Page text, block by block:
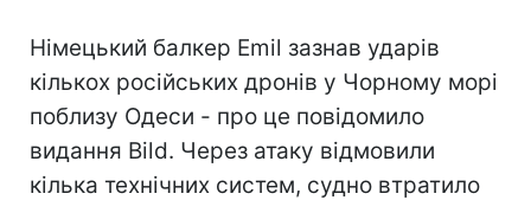
Німецький балкер Emil зазнав ударів
кількох російських дронів у Чорному морі
поблизу Одеси - про це повідомило
видання Bild. Через атаку відмовили
кілька технічних систем, судно втратило